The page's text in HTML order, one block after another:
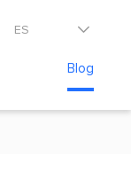
ES 
Blog